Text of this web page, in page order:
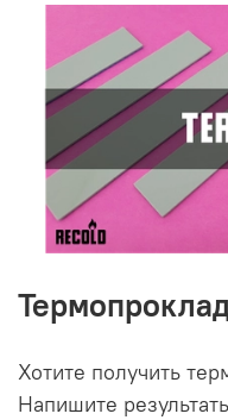
Хотите получить
Напишите